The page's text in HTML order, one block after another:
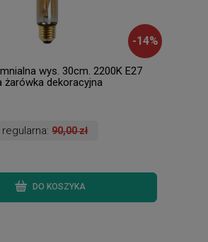
-14%
wys. 30cm. 2200K E27
żarówka dekoracyjna
regularna:90,00 zł
DO KOSZYKA